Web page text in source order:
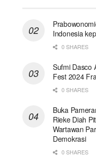
Indonesia
0 SHARES
Sufmi Dasco
Fest 2024
0 SHARES
Buka
Rieke Diah
Wartawan
Demokrasi
0 SHARES